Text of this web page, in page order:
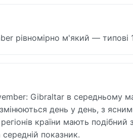
рівномірно м'який — типові
Gibraltar в середньому
день у день, з
країни мають
показник.